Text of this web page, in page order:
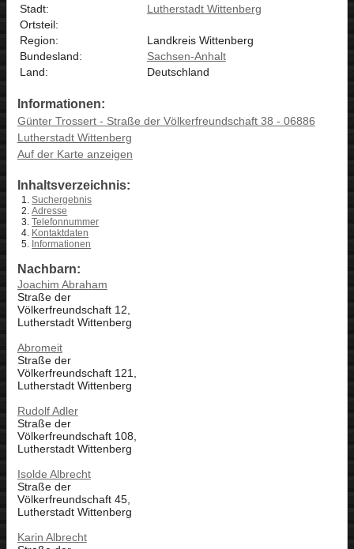
Stadt:
Lutherstadt Wittenberg
Ortsteil:
Region:
Landkreis Wittenberg
Bundesland:
Sachsen-Anhalt
Land:
Deutschland
Informationen:
Günter Trossert - Straße der Völkerfreundschaft 38 - 06886
Lutherstadt Wittenberg
Auf der Karte anzeigen
Inhaltsverzeichnis:
Suchergebnis
Adresse
Telefonnummer
Kontaktdaten
Informationen
Nachbarn:
Joachim Abraham
Straße der
Völkerfreundschaft 12,
Lutherstadt Wittenberg
Abromeit
Straße der
Völkerfreundschaft 121,
Lutherstadt Wittenberg
Rudolf Adler
Straße der
Völkerfreundschaft 108,
Lutherstadt Wittenberg
Isolde Albrecht
Straße der
Völkerfreundschaft 45,
Lutherstadt Wittenberg
Karin Albrecht